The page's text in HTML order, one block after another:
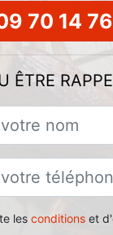
70 14
ÊTRE
les conditionset